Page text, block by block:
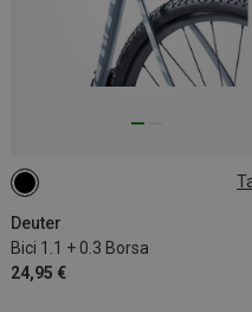
Deuter
Bici 1.1 + 0.3 Borsa
24,95 €
1.1+0.3L